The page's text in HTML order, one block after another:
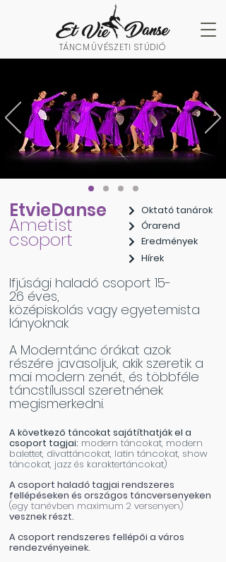
TÁNCMŰVÉSZETI STÚDIÓ
EtvieDanse
Ametist
csoport
Oktató tanárok
Órarend
Eredmények
Hírek
Ifjúsági haladó csoport 15-
26 éves,
középiskolás vagy egyetemista
lányoknak
A Moderntánc órákat azok
részére javasoljuk, akik szeretik a
mai modern zenét, és többféle
táncstílussal szeretnének
megismerkedni.
A következő táncokat sajátíthatják el a
csoport tagjai: modern táncokat, modern
balettet, divattáncokat, latin táncokat, show
táncokat, jazz és karaktertáncokat)
A csoport haladó tagjai rendszeres
fellépéseken és országos táncversenyeken
(egy tanévben maximum 2 versenyen)
vesznek részt.
A csoport rendszeres fellépői a város
rendezvényeinek.